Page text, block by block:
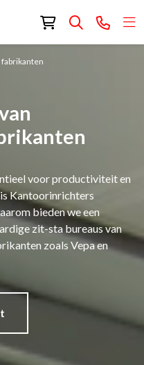
voor productiviteit en
Kantoorinrichters
bieden we een
zit-sta bureaus van
zoals Vepa en